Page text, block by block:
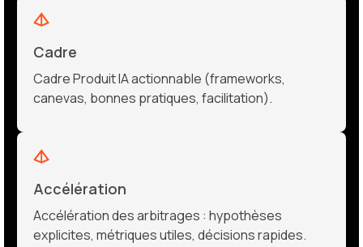
Cadre
Cadre Produit IA actionnable (frameworks,
canevas, bonnes pratiques, facilitation).
Accélération
Accélération des arbitrages : hypothèses
explicites, métriques utiles, décisions rapides.